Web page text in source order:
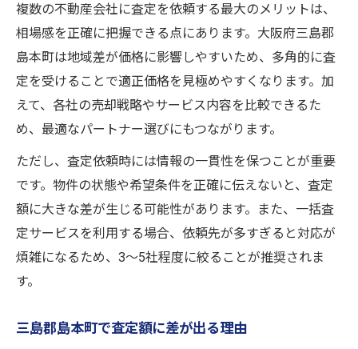
複数の不動産会社に査定を依頼する最大のメリットは、
相場感を正確に把握できる点にあります。大阪府三島郡
島本町は地域差が価格に影響しやすいため、多角的に査
定を受けることで適正価格を見極めやすくなります。加
えて、各社の売却戦略やサービス内容を比較できるた
め、最適なパートナー選びにもつながります。
ただし、査定依頼時には情報の一貫性を保つことが重要
です。物件の状態や希望条件を正確に伝えないと、査定
額に大きな差が生じる可能性があります。また、一括査
定サービスを利用する場合、依頼先が多すぎると対応が
煩雑になるため、3～5社程度に絞ることが推奨されま
す。
三島郡島本町で査定額に差が出る理由